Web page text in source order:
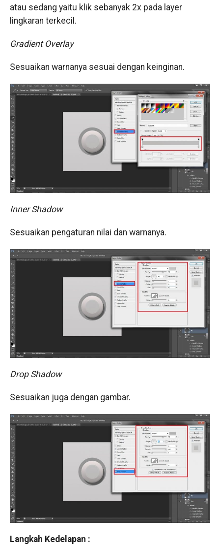
atau sedang yaitu klik sebanyak 2x pada layer
lingkaran terkecil.
Gradient Overlay
Sesuaikan warnanya sesuai dengan keinginan.
Inner Shadow
Sesuaikan pengaturan nilai dan warnanya.
Drop Shadow
Sesuaikan juga dengan gambar.
Langkah Kedelapan :